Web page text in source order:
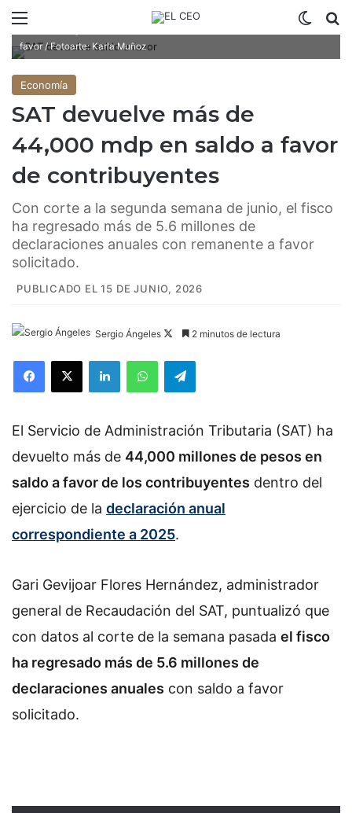
favor / Fotoarte: Karla Muñoz
Economía
SAT devuelve más de
44,000 mdp en saldo a favor
de contribuyentes
Con corte a la segunda semana de junio, el fisco
ha regresado más de 5.6 millones de
declaraciones anuales con remanente a favor
solicitado.
PUBLICADO EL 15 DE JUNIO, 2026
Sergio Ángeles
l
w
X
2 minutos de lectura
El Servicio de Administración Tributaria (SAT) ha
devuelto más de 44,000 millones de pesos en
saldo a favor de los contribuyentes dentro del
ejercicio de la declaración anual
correspondiente a 2025.
Gari Gevijoar Flores Hernández, administrador
general de Recaudación del SAT, puntualizó que
con datos al corte de la semana pasada el fisco
ha regresado más de 5.6 millones de
declaraciones anuales con saldo a favor
solicitado.